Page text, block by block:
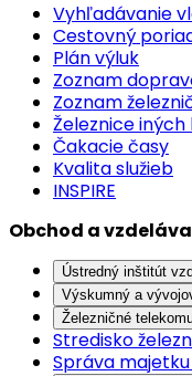
Vyhľadávanie
Cestovný
Plán výluk
Zoznam
Zoznam
Železnice iných
Čakacie časy
Kvalita služieb
INSPIRE
Obchod a
Ústredný inštitút
Výskumný a
Železničné
Stredisko
Správa majetku